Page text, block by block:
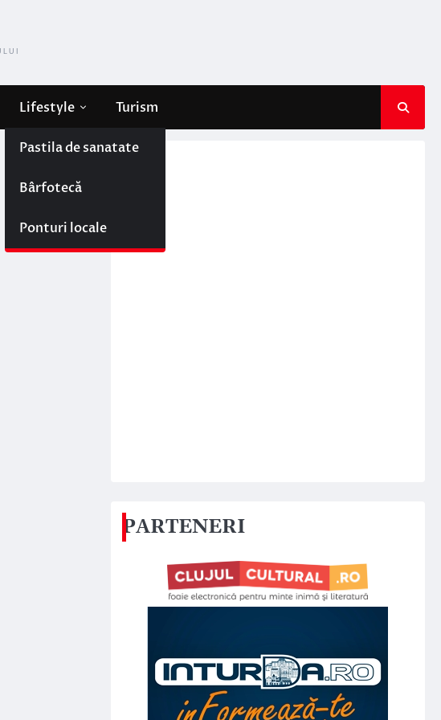
Lifestyle
Pastila de sanatate
Bârfotecă
Ponturi locale
Turism
PARTENERI